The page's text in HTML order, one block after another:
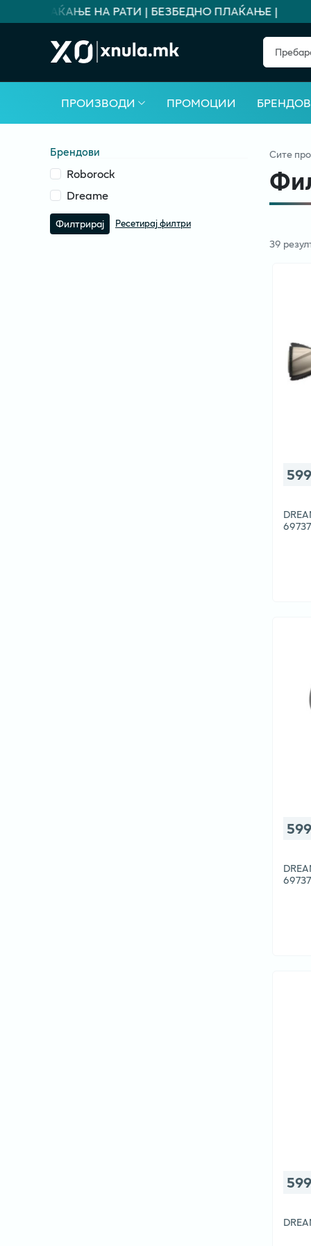
ПЛАЌАЊЕ НА РАТИ | БЕЗБЕДНО ПЛАЌАЊЕ |
ПРОИЗВОДИ ПРОМОЦИИ
Брендови
Roborock
Dreame
Филтрирај Ресетирај филтри
Сите
39